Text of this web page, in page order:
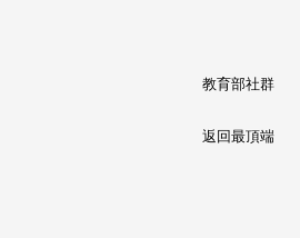
教育部社群
返回最頂端